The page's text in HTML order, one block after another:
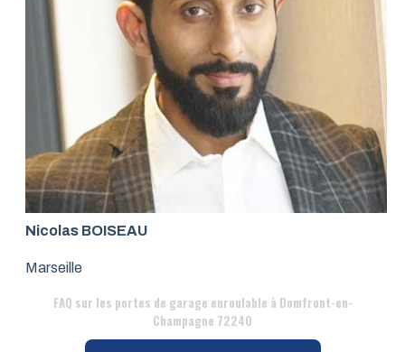
Nicolas BOISEAU
Marseille
FAQ sur les portes de garage enroulable à Domfront-en-
Champagne 72240